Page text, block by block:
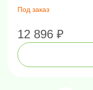
Под заказ
12 896 ₽